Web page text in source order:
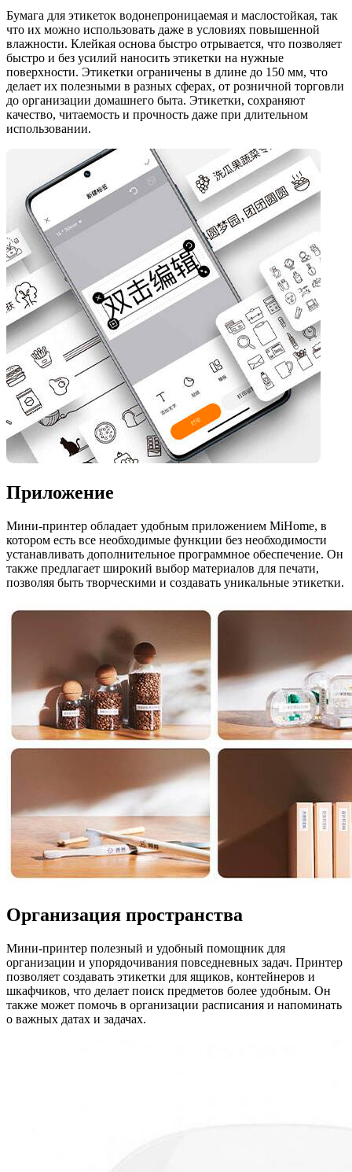
Бумага для этикеток водонепроницаемая и маслостойкая, так
что их можно использовать даже в условиях повышенной
влажности. Клейкая основа быстро отрывается, что позволяет
быстро и без усилий наносить этикетки на нужные
поверхности. Этикетки ограничены в длине до 150 мм, что
делает их полезными в разных сферах, от розничной торговли
до организации домашнего быта. Этикетки, сохраняют
качество, читаемость и прочность даже при длительном
использовании.
Приложение
Мини-принтер обладает удобным приложением MiHome, в
котором есть все необходимые функции без необходимости
устанавливать дополнительное программное обеспечение. Он
также предлагает широкий выбор материалов для печати,
позволяя быть творческими и создавать уникальные этикетки.
Организация пространства
Мини-принтер полезный и удобный помощник для
организации и упорядочивания повседневных задач. Принтер
позволяет создавать этикетки для ящиков, контейнеров и
шкафчиков, что делает поиск предметов более удобным. Он
также может помочь в организации расписания и напоминать
о важных датах и задачах.